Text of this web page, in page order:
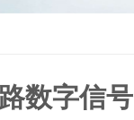
数字信